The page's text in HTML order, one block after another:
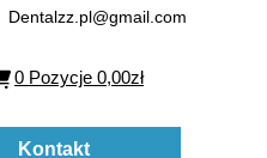
Dentalzz.pl@gmail.com
0 Pozycje 0,00zł
Kontakt